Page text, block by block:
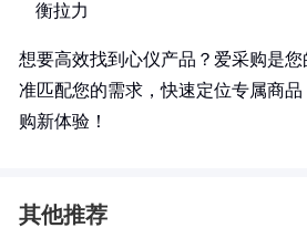
衡拉力
想要高效找到心仪产品？爱采购是
准匹配您的需求，快速定位专属商
购新体验！
其他推荐